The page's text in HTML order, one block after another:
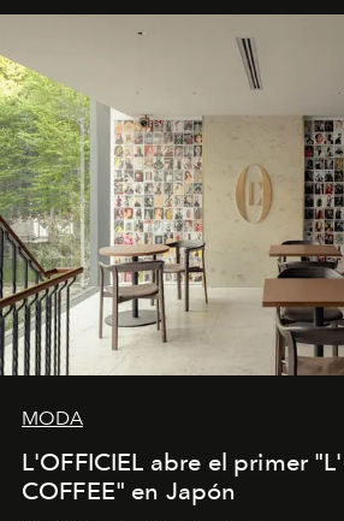
MODA
L'OFFICIEL abre el primer
COFFEE" en Japón